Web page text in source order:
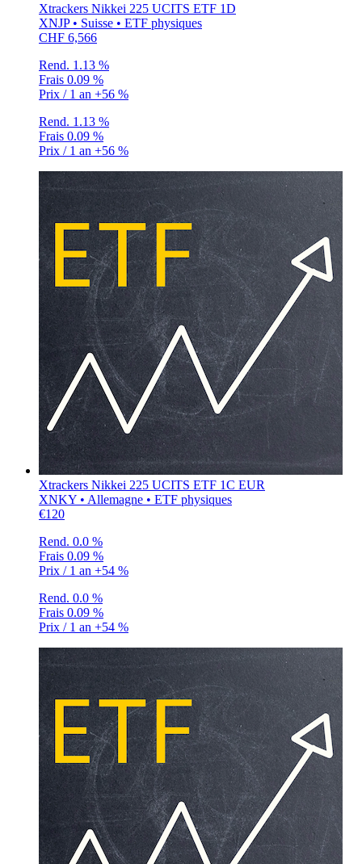
Xtrackers Nikkei 225 UCITS ETF 1D
XNJP • Suisse • ETF physiques
CHF 6,566
Rend. 1.13 %
Frais 0.09 %
Prix / 1 an +56 %
Rend. 1.13 %
Frais 0.09 %
Prix / 1 an +56 %
Xtrackers Nikkei 225 UCITS ETF 1C EUR
XNKY • Allemagne • ETF physiques
€120
Rend. 0.0 %
Frais 0.09 %
Prix / 1 an +54 %
Rend. 0.0 %
Frais 0.09 %
Prix / 1 an +54 %